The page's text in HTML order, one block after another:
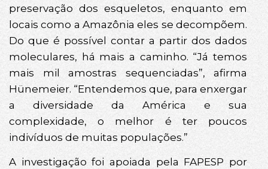
preservação dos esqueletos, enquanto em
locais como a Amazônia eles se decompõem.
Do que é possível contar a partir dos dados
moleculares, há mais a caminho. “Já temos
mais mil amostras sequenciadas”, afirma
Hünemeier. “Entendemos que, para enxergar
a diversidade da América e sua
complexidade, o melhor é ter poucos
indivíduos de muitas populações.”
A investigação foi apoiada pela FAPESP por